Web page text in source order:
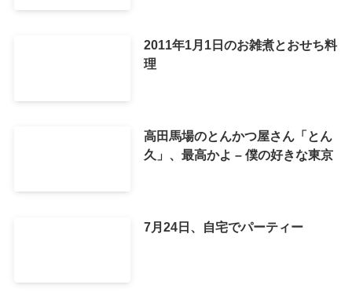
2011年1月1日のお雑煮とおせち料
理
高田馬場のとんかつ屋さん「とん
久」、最高かよ – 僕の好きな東京
7月24日、自宅でパーティー